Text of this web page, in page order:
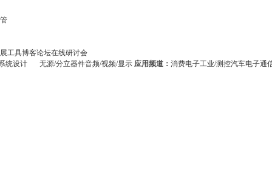
工具博客论坛在线研讨会
统设计
无源/分立器件音频/视频/显示 应用频道： 消费电子工业/测控汽车电子通